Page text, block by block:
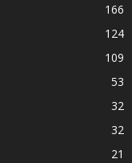
166
124
109
53
32
32
21